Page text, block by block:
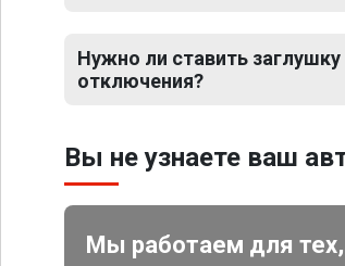
Нужно ли ставить
отключения?
Вы не узнаете ваш
Мы работаем для тех,